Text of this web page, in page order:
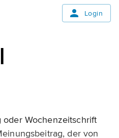
Login
oder Wochenzeitschrift
der von